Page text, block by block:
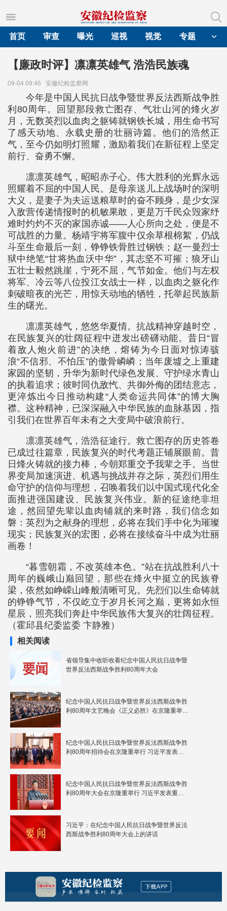
首页
审查 曝光 巡视 视觉 专题
【廉政时评】凛凛英雄气 浩浩民族魂
09-04 09:46 安徽纪检监察网
今年是中国人民抗日战争暨世界反法西斯战争胜
利80周年。回望那段救亡图存、气壮山河的烽火岁
月，无数英烈以血肉之躯铸就钢铁长城，用生命书写
了感天动地、永载史册的壮丽诗篇。他们的浩然正
气，至今仍如明灯照耀，激励着我们在新征程上坚定
前行、奋勇不懈。
凛凛英雄气，昭昭赤子心。伟大胜利的光辉永远
照耀着不屈的中国人民。是母亲送儿上战场时的深明
大义，是妻子为夫运送粮草时的奋不顾身，是少女深
入敌营传递情报时的机敏果敢，更是万千民众毁家纾
难时灼灼不灭的家国赤诚——人心所向之处，便是不
可战胜的力量。杨靖宇将军腹中仅余草根棉絮，仍战
斗至生命最后一刻，铮铮铁骨胜过钢铁；赵一曼烈士
狱中绝笔“甘将热血沃中华”，其志坚不可摧；狼牙山
五壮士毅然跳崖，宁死不屈，气节如金。他们与左权
将军、冷云等八位投江女战士一样，以血肉之躯化作
刺破暗夜的光芒，用惊天动地的牺牲，托举起民族新
生的曙光。
凛凛英雄气，悠悠华夏情。抗战精神穿越时空，
在民族复兴的壮阔征程中迸发出磅礴动能。昔日“冒
着敌人炮火前进”的决绝，熔铸为今日面对惊涛骇
浪“不信邪、不怕压”的傲骨嶙嶙；当年废墟之上重建
家园的坚韧，升华为新时代绿色发展、守护绿水青山
的执着追求；彼时同仇敌忾、共御外侮的团结意志，
更淬炼出今日推动构建“人类命运共同体”的博大胸
襟。这种精神，已深深融入中华民族的血脉基因，指
引我们在世界百年未有之大变局中破浪前行。
凛凛英雄气，浩浩征途行。救亡图存的历史答卷
已成过往篇章，民族复兴的时代考题正铺展眼前。昔
日烽火铸就的接力棒，今朝郑重交予我辈之手。当世
界变局加速演进、机遇与挑战并存之际，英烈们用生
命守护的信仰与理想，召唤着我们以中国式现代化全
面推进强国建设、民族复兴伟业。新的征途绝非坦
途，然回望先辈以血肉铺就的来时路，我们信念如
磐：英烈为之献身的理想，必将在我们手中化为璀璨
现实；民族复兴的宏图，必将在接续奋斗中成为壮丽
画卷！
“暮雪朝霜，不改英雄本色。”站在抗战胜利八十
周年的巍峨山巅回望，那些在烽火中挺立的民族脊
梁，依然如峥嵘山峰般清晰可见。先烈们以生命铸就
的铮铮气节，不仅屹立于岁月长河之巅，更将如永恒
星辰，照亮我们奔赴中华民族伟大复兴的壮阔征程。
（霍邱县纪委监委 卞静雅）
相关阅读
省领导集中收听收看纪念中国人民抗日战争暨
世界反法西斯战争胜利80周年大会
纪念中国人民抗日战争暨世界反法西斯战争胜
利80周年文艺晚会《正义必胜》在京隆重举行
纪念中国人民抗日战争暨世界反法西斯战争胜
利80周年招待会在京隆重举行 习近平发表重
纪念中国人民抗日战争暨世界反法西斯战争胜
利80周年大会在京隆重举行 习近平发表重要
习近平：在纪念中国人民抗日战争暨世界反法
西斯战争胜利80周年大会上的讲话